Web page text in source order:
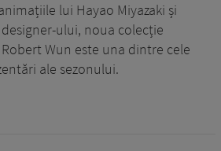
lui Hayao Miyazaki și
ului, noua colecție
Wun este una dintre cele
ale sezonului.